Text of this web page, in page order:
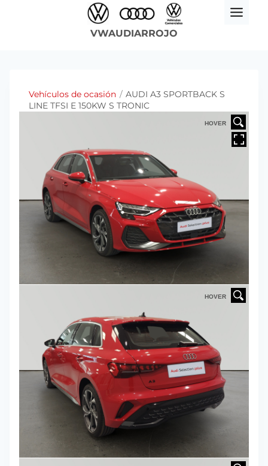
VWAUDIARROJO
Vehículos de ocasión / AUDI A3 SPORTBACK S
LINE TFSI E 150KW S TRONIC
HOVER
HOVER